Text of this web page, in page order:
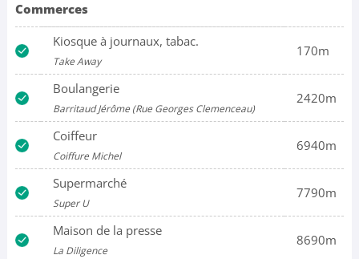
Commerces
Kiosque à journaux, tabac.
Take Away
170m
Boulangerie
Barritaud Jérôme (Rue Georges Clemenceau)
2420m
Coiffeur
Coiffure Michel
6940m
Supermarché
Super U
7790m
Maison de la presse
La Diligence
8690m